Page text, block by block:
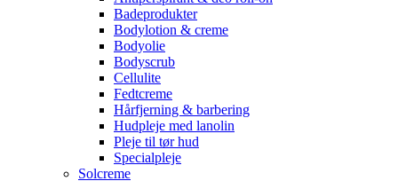
Badeprodukter
Bodylotion & creme
Bodyolie
Bodyscrub
Cellulite
Fedtcreme
Hårfjerning & barbering
Hudpleje med lanolin
Pleje til tør hud
Specialpleje
Solcreme